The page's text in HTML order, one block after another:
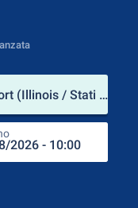
Quad City International Airport (Illinois / Stati Uniti d'America)